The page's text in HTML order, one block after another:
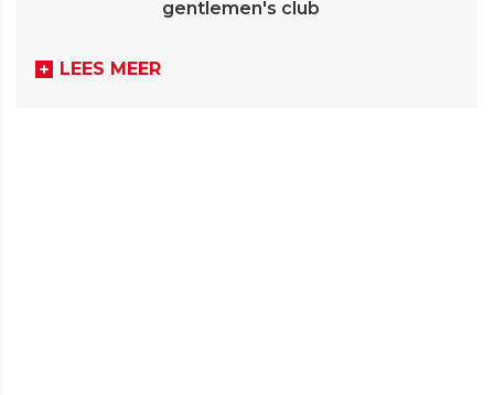
gentlemen's club
LEES MEER